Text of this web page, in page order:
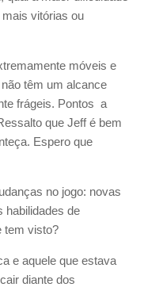
vitórias ou
móveis e
têm um alcance
frágeis. Pontos a
que Jeff é bem
Espero que
no jogo: novas
habilidades de
tem visto?
e aquele que estava
diante dos